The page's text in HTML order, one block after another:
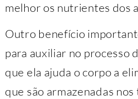
melhor os nutrientes dos
Outro benefício
para auxiliar no processo
que ela ajuda o corpo a
que são armazenadas